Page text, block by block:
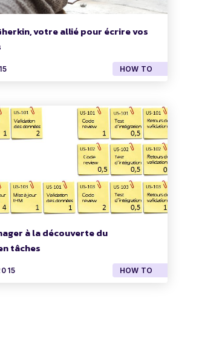
votre allié pour écrire vos
HOW TO
à la découverte du
tâches
HOW TO